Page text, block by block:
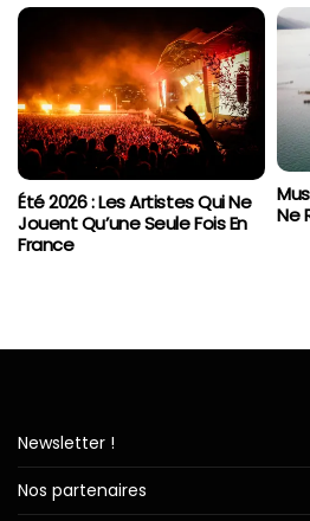
Été 2026 : Les Artistes Qui Ne
Jouent Qu’une Seule Fois En
France
Ne
Newsletter !
Nos partenaires